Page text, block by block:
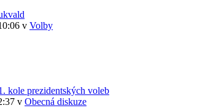
v Volby
kole prezidentských voleb
v Obecná diskuze